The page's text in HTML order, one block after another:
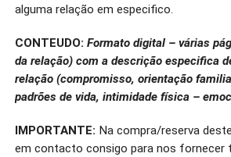
alguma relação em especifico.
CONTEUDO: Formato digital – várias
da relação) com a descrição especifica
relação (compromisso, orientação
padrões de vida, intimidade física –
IMPORTANTE: Na compra/reserva
em contacto consigo para nos fornecer